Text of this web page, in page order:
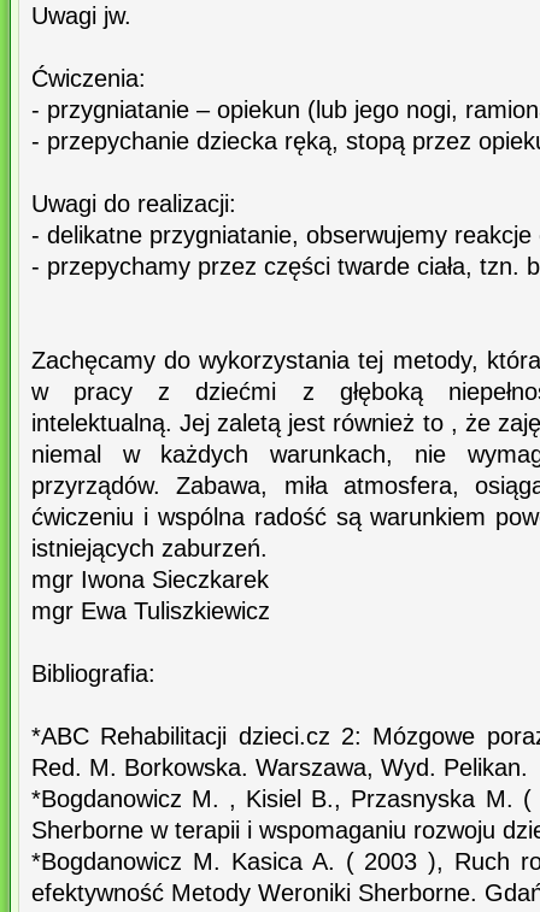
Uwagi jw.
Ćwiczenia:
- przygniatanie – opiekun (lub jego nogi,
- przepychanie dziecka ręką, stopą przez
Uwagi do realizacji:
- delikatne przygniatanie, obserwujemy reakcje
- przepychamy przez części twarde ciała, tzn.
Zachęcamy do wykorzystania tej metody,
w pracy z dziećmi z głęboką
intelektualną. Jej zaletą jest również to , że
niemal w każdych warunkach, nie
przyrządów. Zabawa, miła atmosfera,
ćwiczeniu i wspólna radość są warunkiem
istniejących zaburzeń.
mgr Iwona Sieczkarek
mgr Ewa Tuliszkiewicz
Bibliografia:
*ABC Rehabilitacji dzieci.cz 2: Mózgowe
Red. M. Borkowska. Warszawa, Wyd. Pelikan.
*Bogdanowicz M. , Kisiel B., Przasnyska M.
Sherborne w terapii i wspomaganiu rozwoju
*Bogdanowicz M. Kasica A. ( 2003 ), Ruch
efektywność Metody Weroniki Sherborne.